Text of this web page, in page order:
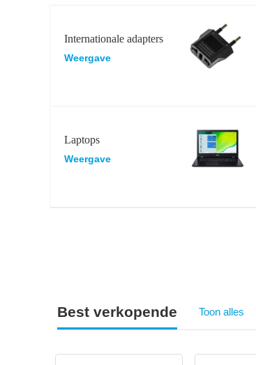
Internationale adapters
Weergave
Laptops
Weergave
Best verkopende Toon alles